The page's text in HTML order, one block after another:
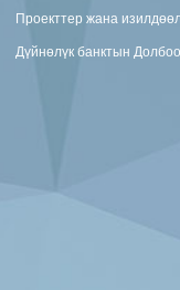
Проекттер жана
Дүйнөлүк банктын